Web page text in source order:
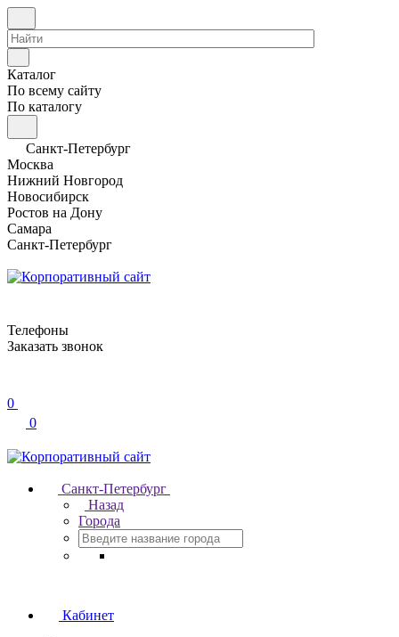
Каталог
По всему сайту
По каталогу
Санкт-Петербург
Москва
Нижний Новгород
Новосибирск
Ростов на Дону
Самара
Санкт-Петербург
Телефоны
Заказать звонок
0
0
Санкт-Петербург
Назад
Города
Кабинет